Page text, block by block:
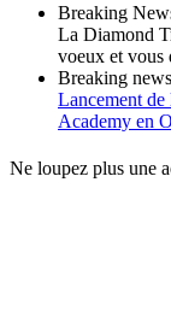
Breaking
La Diamond
voeux et vous
Breaking news
Lancement
Academy en
Ne loupez plus une